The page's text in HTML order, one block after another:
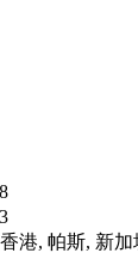
港, 帕斯, 新